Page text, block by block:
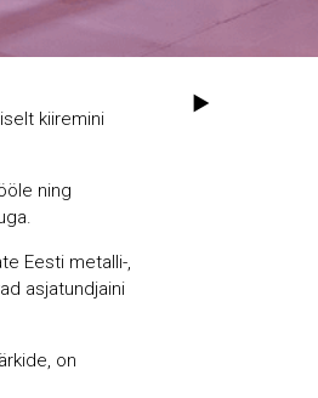
kiiremini
ning
Eesti metalli-,
asjatundjaini
on